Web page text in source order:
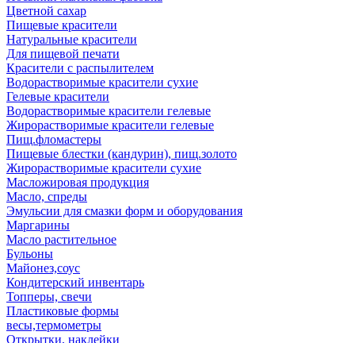
Цветной сахар
Пищевые красители
Натуральные красители
Для пищевой печати
Красители с распылителем
Водорастворимые красители сухие
Гелевые красители
Водорастворимые красители гелевые
Жирорастворимые красители гелевые
Пищ.фломастеры
Пищевые блестки (кандурин), пищ.золото
Жирорастворимые красители сухие
Масложировая продукция
Масло, спреды
Эмульсии для смазки форм и оборудования
Маргарины
Масло растительное
Бульоны
Майонез,соус
Кондитерский инвентарь
Топперы, свечи
Пластиковые формы
весы,термометры
Открытки, наклейки